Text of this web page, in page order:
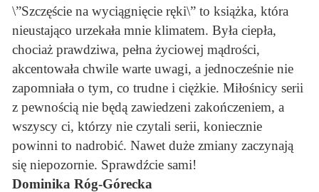
\”Szczęście na wyciągnięcie ręki\” to książka, która
nieustająco urzekała mnie klimatem. Była ciepła,
chociaż prawdziwa, pełna życiowej mądrości,
akcentowała chwile warte uwagi, a jednocześnie nie
zapomniała o tym, co trudne i ciężkie. Miłośnicy serii
z pewnością nie będą zawiedzeni zakończeniem, a
wszyscy ci, którzy nie czytali serii, koniecznie
powinni to nadrobić. Nawet duże zmiany zaczynają
się niepozornie. Sprawdźcie sami!
Dominika Róg-Górecka